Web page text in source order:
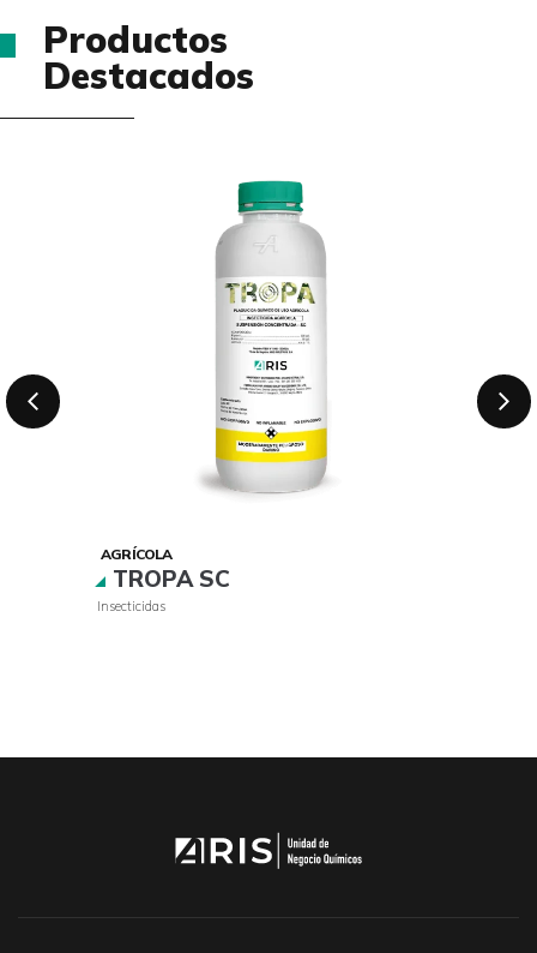
Productos
Destacados
AGRÍCOLA
TROPA SC
Insecticidas